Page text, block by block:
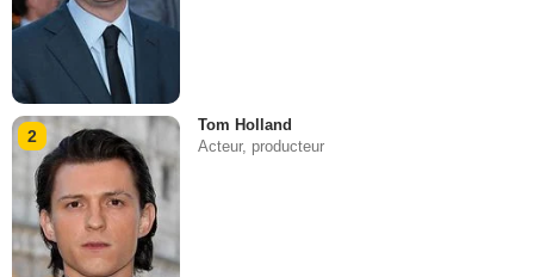
2
Tom Holland
Acteur, producteur